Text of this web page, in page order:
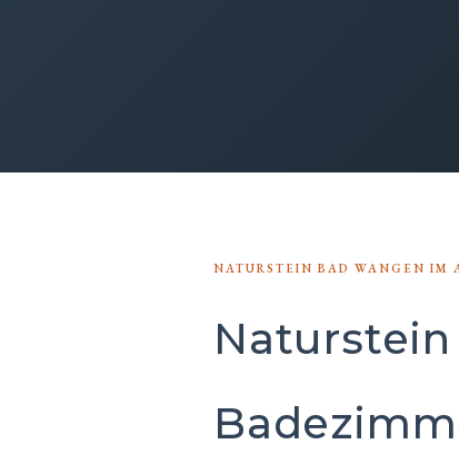
NATURSTEIN BAD WANGEN IM